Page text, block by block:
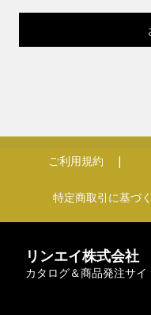
ご利用規約
特定商取引に基づ
リンエイ株式会社
カタログ＆商品発注サイ